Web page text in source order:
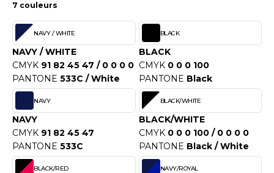
VETEMENTS
SHIRT
SHIRT
- BLANKS
COOL
HOODS
T'S
7 couleurs
NAVY / WHITE
NAVY / WHITE
CMYK 91 82 45 47 / 0 0 0 0
PANTONE 533C / White
BLACK
BLACK
CMYK 0 0 0 100
PANTONE Black
NAVY
NAVY
CMYK 91 82 45 47
PANTONE 533C
BLACK/WHITE
BLACK/WHITE
CMYK 0 0 0 100 / 0 0 0 0
PANTONE Black / White
BLACK/RED NAVY/ROYAL